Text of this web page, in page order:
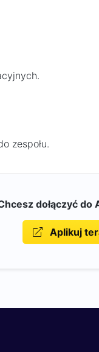
zespołu.
dołączyć do
Aplikuj